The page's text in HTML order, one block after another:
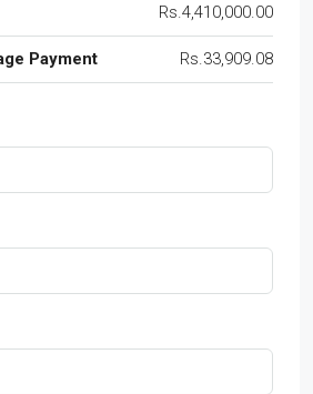
Rs.4,410,000.00
Payment Rs.33,909.08